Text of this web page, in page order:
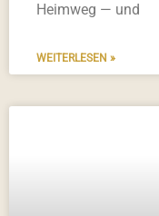
Heimweg — und
WEITERLESEN »